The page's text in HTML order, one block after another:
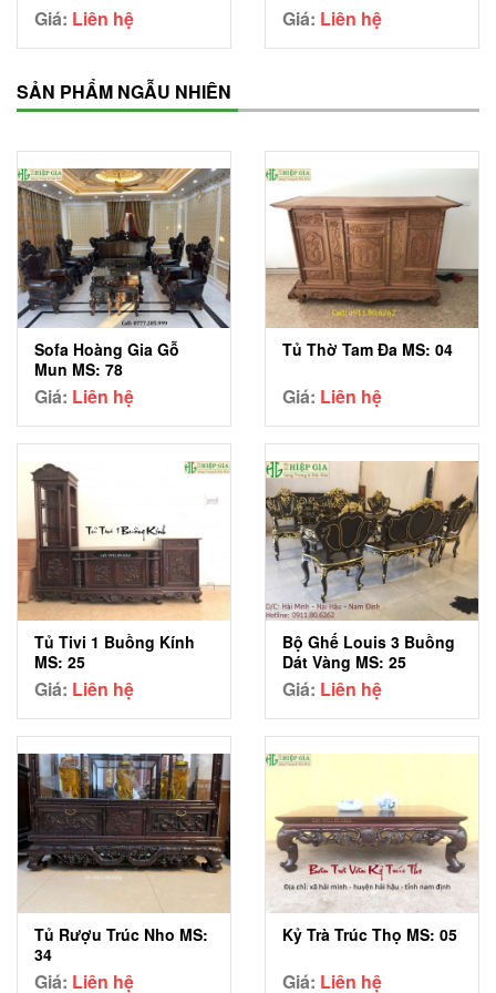
Giá: Liên hệ Giá: Liên hệ
SẢN PHẨM NGẪU NHIÊN
Sofa Hoàng Gia Gỗ
Mun MS: 78
Giá: Liên hệ
Tủ Thờ Tam Đa MS: 04
Giá: Liên hệ
Tủ Tivi 1 Buồng Kính
MS: 25
Giá: Liên hệ
Bộ Ghế Louis 3 Buồng
Dát Vàng MS: 25
Giá: Liên hệ
Tủ Rượu Trúc Nho MS:
34
Giá: Liên hệ
Kỷ Trà Trúc Thọ MS: 05
Giá: Liên hệ